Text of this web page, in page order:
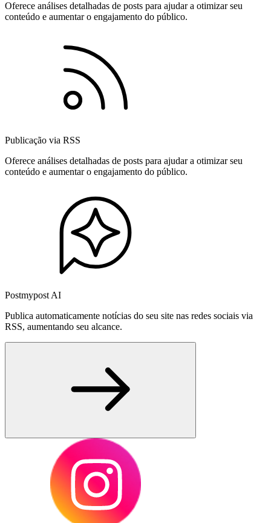
Oferece análises detalhadas de posts para ajudar a otimizar seu
conteúdo e aumentar o engajamento do público.
Publicação via RSS
Oferece análises detalhadas de posts para ajudar a otimizar seu
conteúdo e aumentar o engajamento do público.
Postmypost AI
Publica automaticamente notícias do seu site nas redes sociais via
RSS, aumentando seu alcance.